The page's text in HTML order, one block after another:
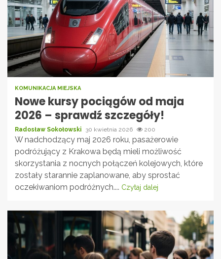
KOMUNIKACJA MIEJSKA
Nowe kursy pociągów od maja
2026 – sprawdź szczegóły!
Radosław Sokołowski 30 kwietnia 2026 200
W nadchodzący maj 2026 roku, pasażerowie
podróżujący z Krakowa będą mieli możliwość
skorzystania z nocnych połączeń kolejowych, które
zostały starannie zaplanowane, aby sprostać
oczekiwaniom podróżnych.... Czytaj dalej